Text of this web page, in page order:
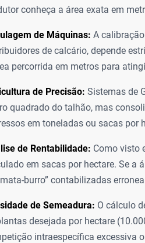
conheça a área exata em
de Máquinas: A
de calcário, depende
percorrida em metros para
de Precisão: Sistemas de
quadrado do talhão, mas
em toneladas ou sacas por
de Rentabilidade: Como visto
em sacas por hectare. Se a
burro” contabilizadas
de Semeadura: O cálculo
desejada por hectare
intraespecífica excessiva